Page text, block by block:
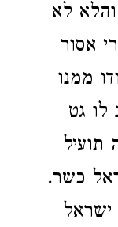
לא
אסור
ממנו
לו גט
כשר.